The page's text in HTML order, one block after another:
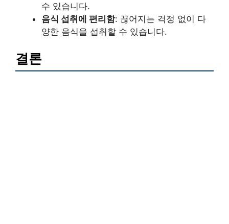
수 있습니다.
음식 섭취에 편리함: 끊어지는 걱정 없이 다
양한 음식을 섭취할 수 있습니다.
결론